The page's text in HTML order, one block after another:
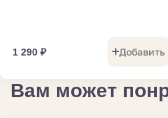
1 290 ₽ Добавить
Вам может